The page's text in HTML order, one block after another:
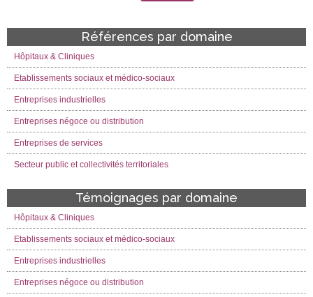
Références par domaine
Hôpitaux & Cliniques
Etablissements sociaux et médico-sociaux
Entreprises industrielles
Entreprises négoce ou distribution
Entreprises de services
Secteur public et collectivités territoriales
Témoignages par domaine
Hôpitaux & Cliniques
Etablissements sociaux et médico-sociaux
Entreprises industrielles
Entreprises négoce ou distribution